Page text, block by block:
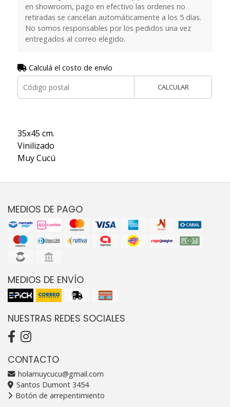
en showroom, pago en efectivo las ordenes no
retiradas se cancelan automáticamente a los 5 días.
No somos responsables por los pedidos una vez
entregados al correo elegido.
Calculá el costo de envío
CALCULAR
35x45 cm.
Vinilizado
Muy Cucú
MEDIOS DE PAGO
MEDIOS DE ENVÍO
NUESTRAS REDES SOCIALES
CONTACTO
holamuycucu@gmail.com
Santos Dumont 3454
Botón de arrepentimiento